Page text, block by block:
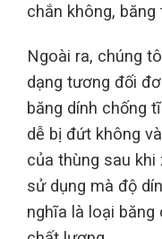
chắn không, băng
Ngoài ra, chúng
dạng tương đối
băng dính chống
dễ bị đứt không
của thùng sau khi
sử dụng mà độ
nghĩa là loại băng